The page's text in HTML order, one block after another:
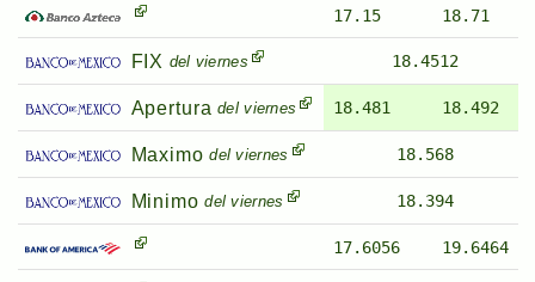
17.15 18.71
FIX del viernes 18.4512
Apertura del viernes 18.481 18.492
Maximo del viernes 18.568
Minimo del viernes 18.394
17.6056 19.6464